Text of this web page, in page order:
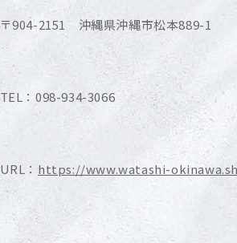
〒904-2151 沖縄県沖縄市松本889-1
TEL：098-934-3066
URL： https://www.watashi-